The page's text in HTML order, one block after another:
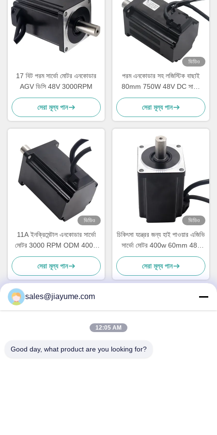
17 বিট পরম সার্ভো মোটর এনকোডার
AGV ডিসি 48V 3000RPM
সেরা মূল্য পান
ভিডিও
পরম এনকোডার সহ লজিস্টিক বাছাই
80mm 750W 48V DC সার্ভো
মোটর
সেরা মূল্য পান
ভিডিও
11A ইনক্রিমেন্টাল এনকোডার সার্ভো
মোটর 3000 RPM ODM 400w
2500 লাইন
সেরা মূল্য পান
ভিডিও
চিকিৎসা যন্ত্রের জন্য হাই পাওয়ার এজিভি
সার্ভো মোটর 400w 60mm 48v
400 ওয়াট
সেরা মূল্য পান
sales@jiayume.com
12:05 AM
Good day, what product are you looking for?